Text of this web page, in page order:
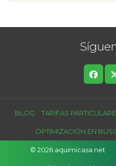
BLOG TARIFAS
OPTIMIZACIÓN EN
© 2026 aquimicasa.net